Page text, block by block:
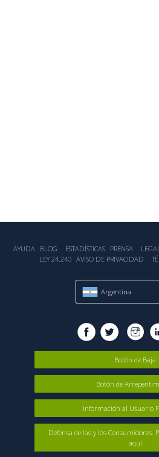
AYUDA BLOG ESTADÍSTICA‎S PRENSA
LEY 24.240 AVISO DE PRIVACIDAD
Argentina
Botón de Baja
Botón de
Información al Usuario
Defensa de las y los Consumidores.
aquí